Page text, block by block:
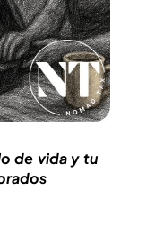
de vida y tu